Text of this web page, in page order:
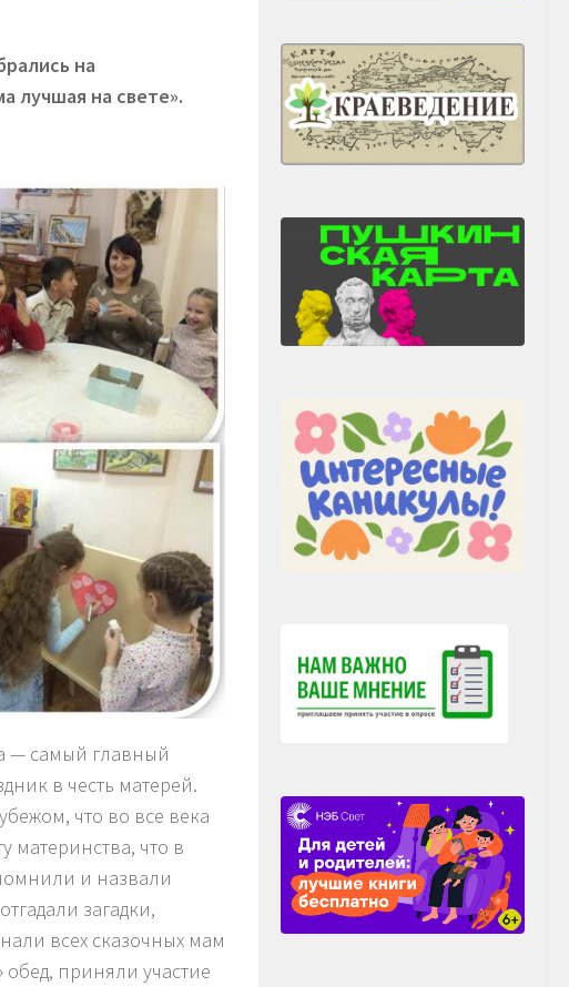
на
лучшая на свете».
— самый главный
в честь матерей.
что во все века
материнства, что в
и назвали
загадки,
всех сказочных мам
приняли участие